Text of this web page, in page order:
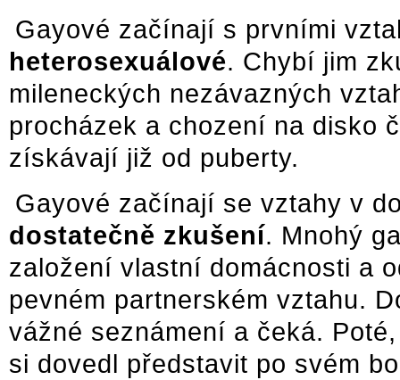
Gayové začínají s prvními
heterosexuálové. Chybí jim
mileneckých nezávazných
procházek a chození na disko
získávají již od puberty.
Gayové začínají se vztahy v
dostatečně zkušení. Mnohý
založení vlastní domácnosti a
pevném partnerském vztahu.
vážné seznámení a čeká.
si dovedl představit po svém